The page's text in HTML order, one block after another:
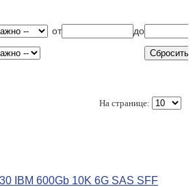
от
до
На странице:
IBM 600Gb 10K 6G SAS SFF